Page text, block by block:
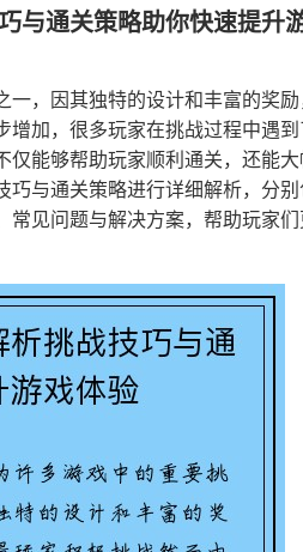
与通关策略助你快速提升
，因其独特的设计和丰富的奖
加，很多玩家在挑战过程中遇
能够帮助玩家顺利通关，还能大
与通关策略进行详细解析，分
常见问题与解决方案，帮助玩家